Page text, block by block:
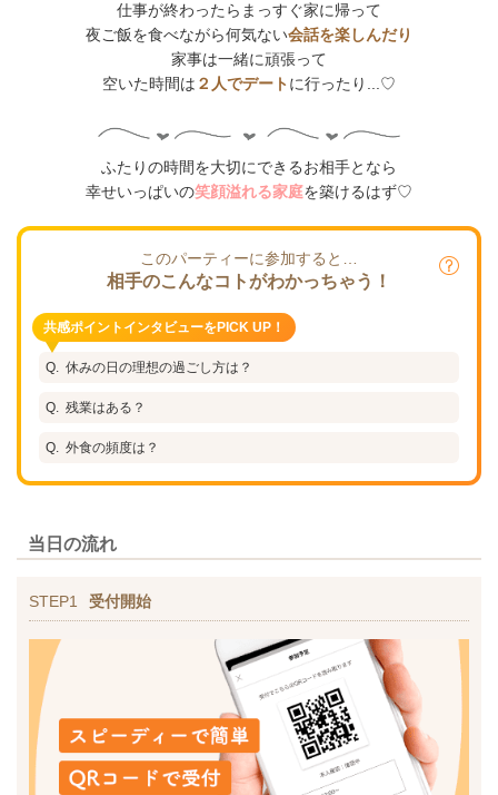
仕事が終わったらまっすぐ家に帰って
夜ご飯を食べながら何気ない会話を楽しんだり
家事は一緒に頑張って
空いた時間は ２人でデートに行ったり...♡
ふたりの時間を大切にできるお相手となら
幸せいっぱいの笑顔溢れる家庭を築けるはず♡
このパーティーに参加すると…
相手のこんなコトがわかっちゃう！
共感ポイントインタビューをPICK UP！
休みの日の理想の過ごし方は？
残業はある？
外食の頻度は？
当日の流れ
STEP1 受付開始